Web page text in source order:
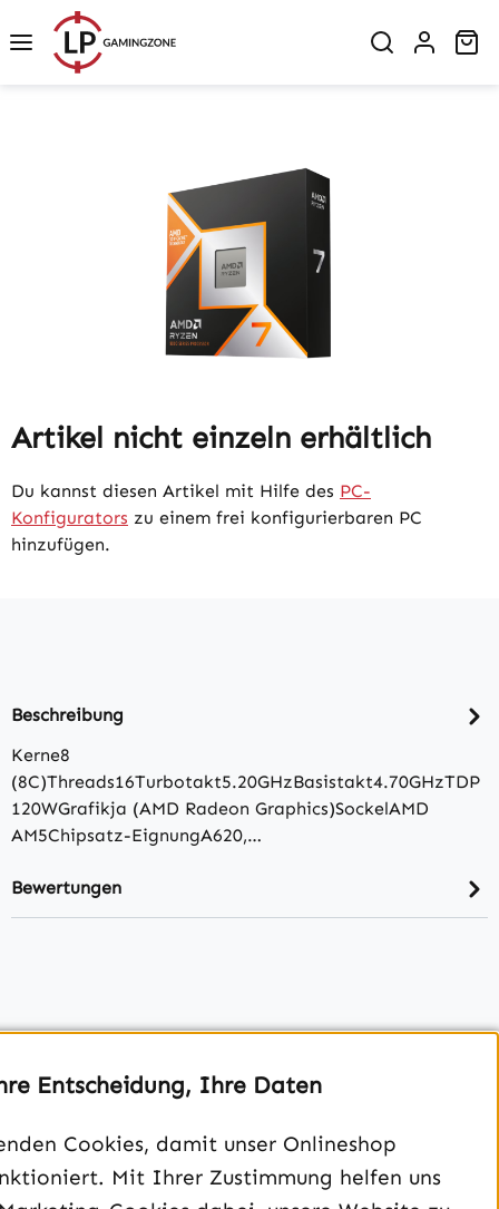
Zum Hauptinhalt springen
Artikel nicht einzeln erhältlich
Du kannst diesen Artikel mit Hilfe des PC-
Konfigurators zu einem frei konfigurierbaren PC
hinzufügen.
Beschreibung
Kerne8
(8C)Threads16Turbotakt5.20GHzBasistakt4.70GHzTDP
120WGrafikja (AMD Radeon Graphics)SockelAMD
AM5Chipsatz-EignungA620,…
Bewertungen
Entscheidung, Ihre Daten
Cookies, damit unser Onlineshop
Mit Ihrer Zustimmung helfen uns